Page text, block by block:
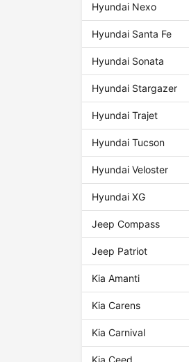
Hyundai Nexo
Hyundai Santa Fe
Hyundai Sonata
Hyundai Stargazer
Hyundai Trajet
Hyundai Tucson
Hyundai Veloster
Hyundai XG
Jeep Compass
Jeep Patriot
Kia Amanti
Kia Carens
Kia Carnival